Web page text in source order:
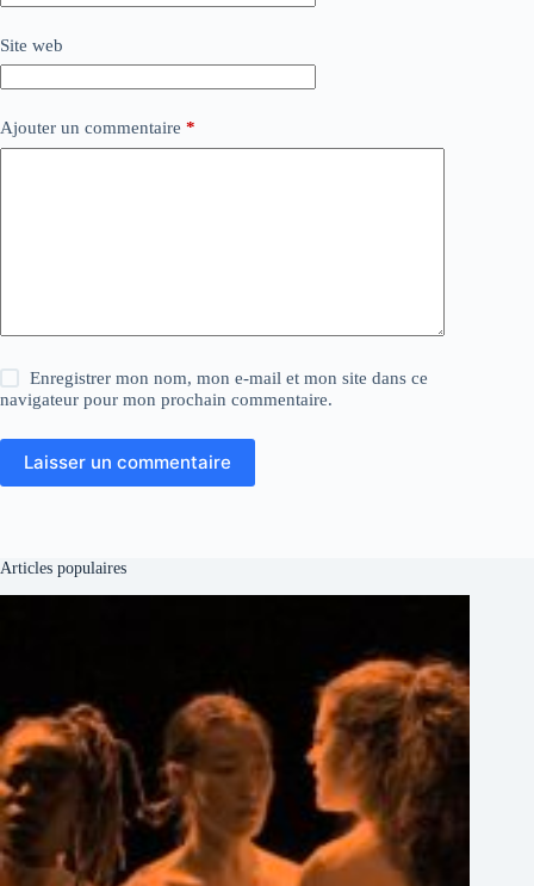
Site web
Ajouter un commentaire *
Enregistrer mon nom, mon e-mail et mon site dans ce
navigateur pour mon prochain commentaire.
Laisser un commentaire
Articles populaires